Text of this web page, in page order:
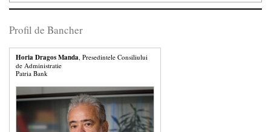
Profil de Bancher
Horia Dragos Manda , Presedintele Consiliului
de Administratie
Patria Bank